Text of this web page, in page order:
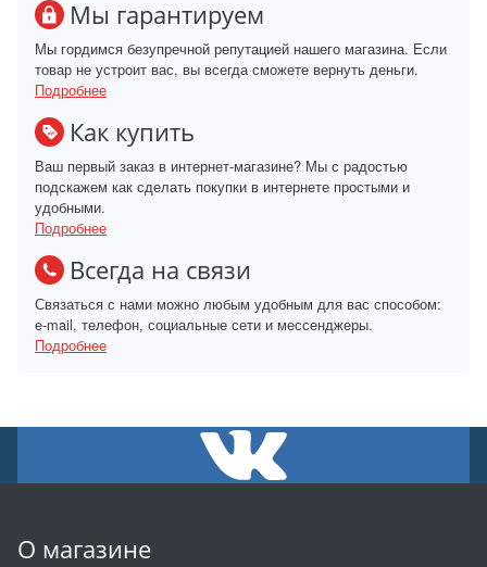
Мы гарантируем
Мы гордимся безупречной репутацией нашего магазина. Если
товар не устроит вас, вы всегда сможете вернуть деньги.
Подробнее
Как купить
Ваш первый заказ в интернет-магазине? Мы с радостью
подскажем как сделать покупки в интернете простыми и
удобными.
Подробнее
Всегда на связи
Связаться с нами можно любым удобным для вас способом:
e-mail, телефон, социальные сети и мессенджеры.
Подробнее
О магазине